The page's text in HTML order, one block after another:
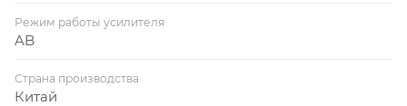
Режим работы усилителя
AB
Страна производства
Китай